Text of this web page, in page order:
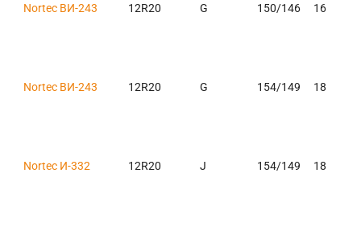
Nortec ВИ-243 12R20 G 150/146 16
Nortec ВИ-243 12R20 G 154/149 18
Nortec И-332 12R20 J 154/149 18